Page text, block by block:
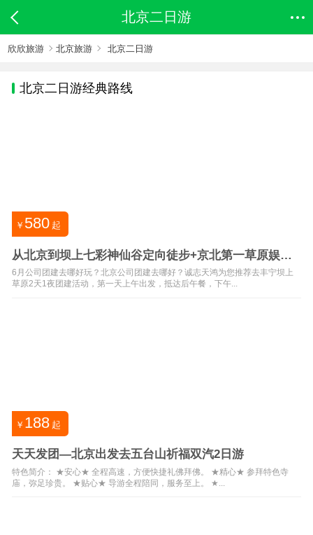
北京二日游
欣欣旅游 北京旅游 北京二日游
北京二日游经典路线
￥ 580 起
从北京到坝上七彩神仙谷定向徒步+京北第一草原娱乐
场二日游价格
6月公司团建去哪好玩？北京公司团建去哪好？诚志天鸿为您推荐去丰宁坝上
草原2天1夜团建活动，第一天上午出发，抵达后午餐，下午...
￥ 188 起
天天发团—北京出发去五台山祈福双汽2日游
特色简介： ★安心★ 全程高速，方便快捷礼佛拜佛。 ★精心★ 参拜特色寺
庙，弥足珍贵。 ★贴心★ 导游全程陪同，服务至上。 ★...